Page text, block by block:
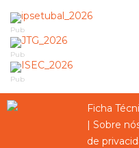
Pub
Pub
Pub
Ficha
| Sobre
de